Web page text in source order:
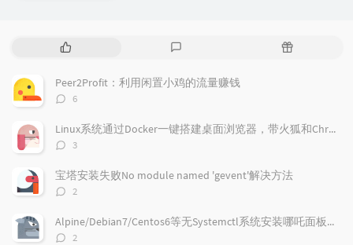
P
r
r
t
c
l
t
e
t
m
n
R
m
l
Peer2Profit：利用闲置小鸡的流量赚钱
评
数：
6
Linux系统通过Docker一键搭建桌面浏览器，带火狐和Chrome浏览器
评
数：
3
宝塔安装失败No module named 'gevent'解决方法
评
数：
2
Alpine/Debian7/Centos6等无Systemctl系统安装哪吒面板的探针
评
2